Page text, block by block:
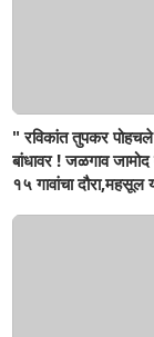
" रविकांत तुपकर पोहचले
बांधावर ! जळगाव
१५ गावांचा दौरा,महसूल